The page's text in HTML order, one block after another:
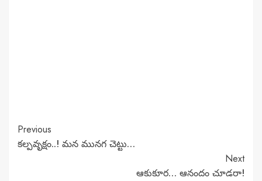
Continue
Reading
Previous
కల్పవృక్షం..! మన మునగ చెట్టు…
Next
ఆకుకూర… ఆనందం చూడరా!